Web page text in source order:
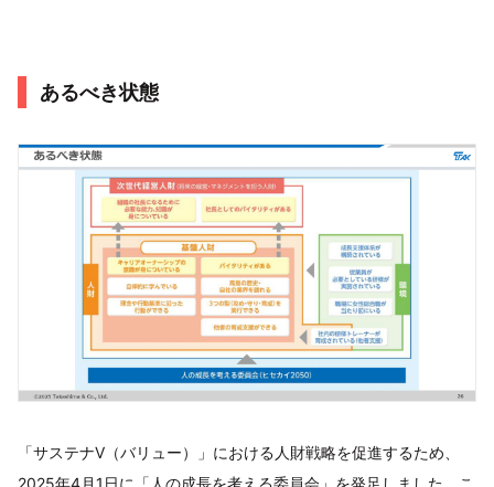
あるべき状態
「サステナV（バリュー）」における人財戦略を促進するため、